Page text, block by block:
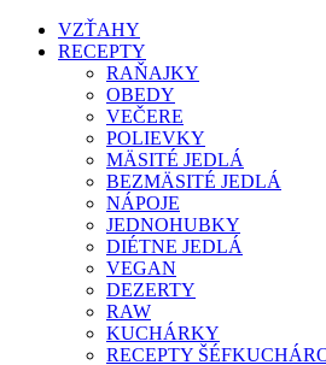
VZŤAHY
RECEPTY
RAŇAJKY
OBEDY
VEČERE
POLIEVKY
MÄSITÉ JEDLÁ
BEZMÄSITÉ JEDLÁ
NÁPOJE
JEDNOHUBKY
DIÉTNE JEDLÁ
VEGAN
DEZERTY
RAW
KUCHÁRKY
RECEPTY